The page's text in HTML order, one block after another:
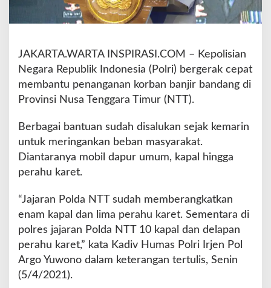
B
a
u
P
e
a
g
a
n
o
r
b
n
B
JAKARTA.WARTA INSPIRASI.COM – Kepolisian
Negara Republik Indonesia (Polri) bergerak cepat
membantu penanganan korban banjir bandang di
Provinsi Nusa Tenggara Timur (NTT).
Berbagai bantuan sudah disalukan sejak kemarin
untuk meringankan beban masyarakat.
Diantaranya mobil dapur umum, kapal hingga
perahu karet.
“Jajaran Polda NTT sudah memberangkatkan
enam kapal dan lima perahu karet. Sementara di
polres jajaran Polda NTT 10 kapal dan delapan
perahu karet,” kata Kadiv Humas Polri Irjen Pol
Argo Yuwono dalam keterangan tertulis, Senin
(5/4/2021).